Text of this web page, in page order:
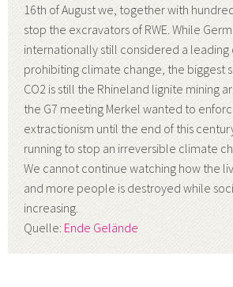
16th of August we, together with
stop the excravators of RWE. While
internationally still considered a leading
prohibiting climate change, the biggest
CO2 is still the Rhineland lignite mining
the G7 meeting Merkel wanted to
extractionism until the end of this
running to stop an irreversible climate
We cannot continue watching how the
and more people is destroyed while
increasing.
Quelle: Ende Gelände